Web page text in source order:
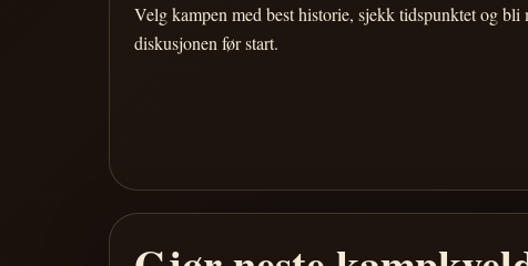
Velg kampen med best historie, sjekk tidspunktet og bli
diskusjonen før start.